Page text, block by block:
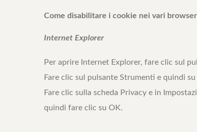
Come disabilitare i cookie nei vari
Internet Explorer
Per aprire Internet Explorer, fare clic sul
Fare clic sul pulsante Strumenti e quindi
Fare clic sulla scheda Privacy e in
quindi fare clic su OK.